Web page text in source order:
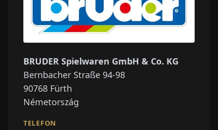
BRUDER Spielwaren GmbH & Co. KG
Bernbacher Straße 94-98
90768 Fürth
Németország
TELEFON